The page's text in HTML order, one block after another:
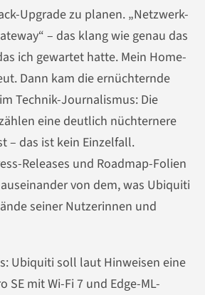
Upgrade zu planen. „Netzwerk-
– das klang wie genau das
ich gewartet hatte. Mein Home-
Dann kam die ernüchternde
Technik-Journalismus: Die
eine deutlich nüchternere
– das ist kein Einzelfall.
Releases und Roadmap-Folien
von dem, was Ubiquiti
seiner Nutzerinnen und
Ubiquiti soll laut Hinweisen eine
SE mit Wi-Fi 7 und Edge-ML-